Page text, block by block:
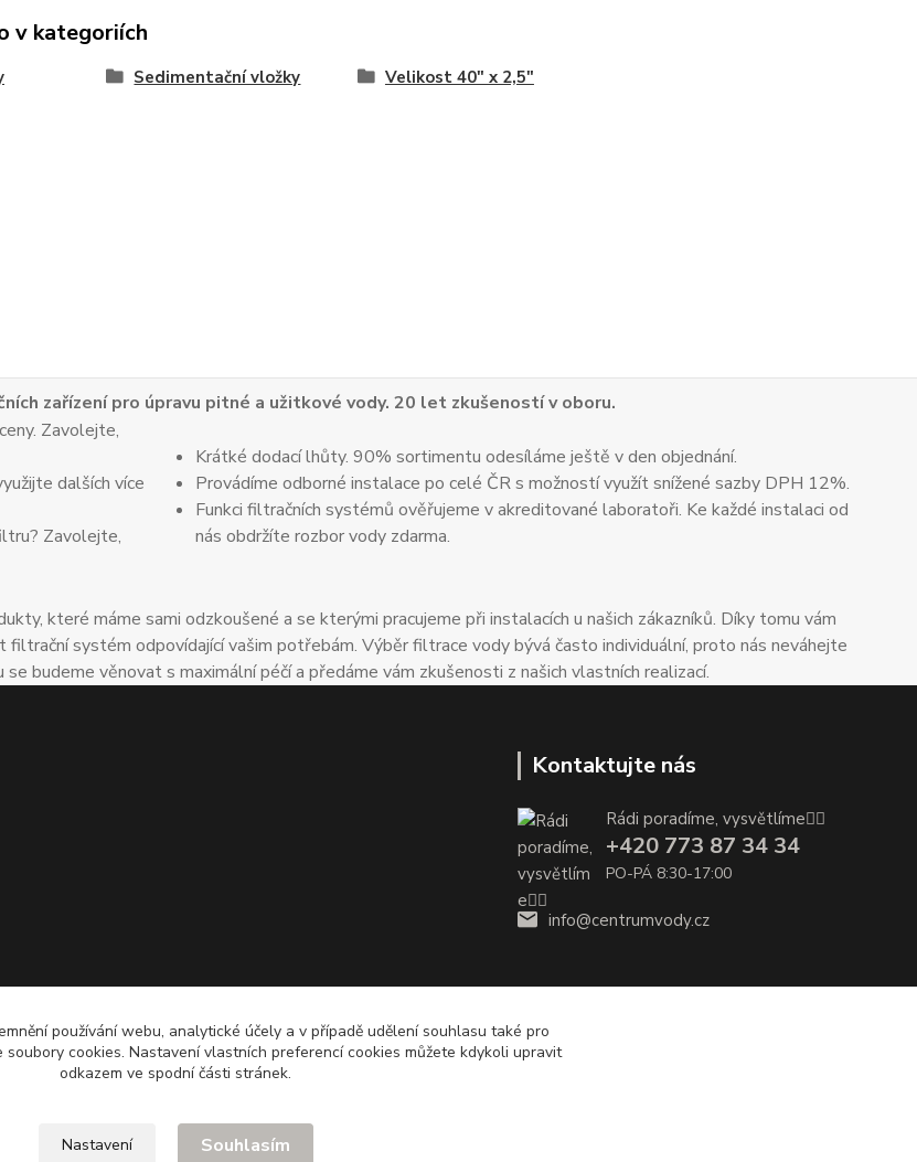
v kategoriích
Sedimentační vložky Velikost 40" x 2,5"
zařízení pro úpravu pitné a užitkové vody. 20 let zkušeností v oboru.
Zavolejte,
dalších více
Zavolejte,
Krátké dodací lhůty. 90% sortimentu odesíláme ještě v den objednání.
Provádíme odborné instalace po celé ČR s možností využít snížené sazby DPH 12%.
Funkci filtračních systémů ověřujeme v akreditované laboratoři. Ke každé instalaci od
nás obdržíte rozbor vody zdarma.
které máme sami odzkoušené a se kterými pracujeme při instalacích u našich zákazníků. Díky tomu vám
systém odpovídající vašim potřebám. Výběr filtrace vody bývá často individuální, proto nás neváhejte
budeme věnovat s maximální péčí a předáme vám zkušenosti z našich vlastních realizací.
Kontaktujte nás
Rádi poradíme, vysvětlíme👌🏼
+420 773 87 34 34
PO-PÁ 8:30-17:00
info@centrumvody.cz
používání webu, analytické účely a v případě udělení souhlasu také pro
soubory cookies. Nastavení vlastních preferencí cookies můžete kdykoli upravit
odkazem ve spodní části stránek.
Nastavení Souhlasím